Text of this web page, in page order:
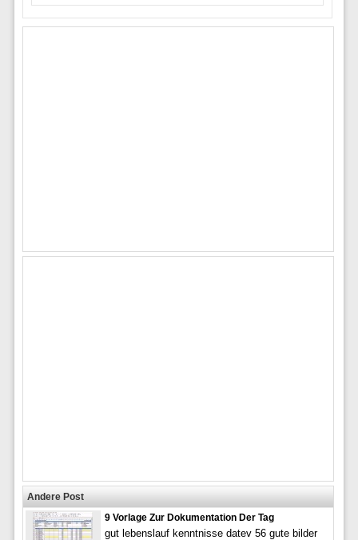
Andere Post
9 Vorlage Zur Dokumentation Der Tag
gut lebenslauf kenntnisse datev 56 gute bilder